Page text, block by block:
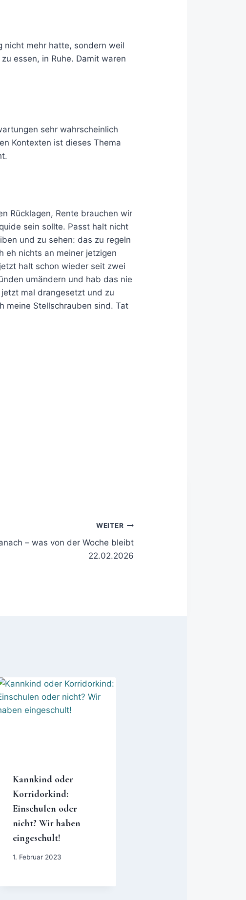
nicht mehr hatte, sondern weil
essen, in Ruhe. Damit waren
sehr wahrscheinlich
Kontexten ist dieses Thema
Rücklagen, Rente brauchen wir
sein sollte. Passt halt nicht
und zu sehen: das zu regeln
eh nichts an meiner jetzigen
halt schon wieder seit zwei
umändern und hab das nie
mal drangesetzt und zu
meine Stellschrauben sind. Tat
WEITER
– was von der Woche bleibt
22.02.2026
Kannkind oder
Korridorkind:
Einschulen oder
nicht? Wir haben
eingeschult!
1. Februar 2023